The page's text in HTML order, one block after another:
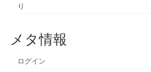
り
メタ情報
ログイン